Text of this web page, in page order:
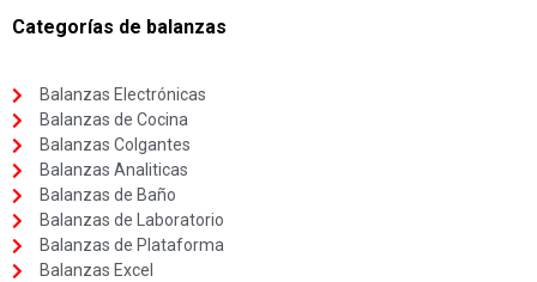
Categorías de balanzas
Balanzas Electrónicas
Balanzas de Cocina
Balanzas Colgantes
Balanzas Analiticas
Balanzas de Baño
Balanzas de Laboratorio
Balanzas de Plataforma
Balanzas Excel